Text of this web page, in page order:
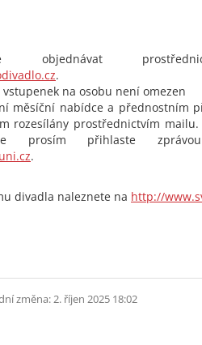
objednávat
.
vstupenek na osobu není omezen
měsíční nabídce a přednostním
rozesílány prostřednictvím
prosím přihlaste
.
divadla naleznete na http://
změna: 2. říjen 2025 18:02